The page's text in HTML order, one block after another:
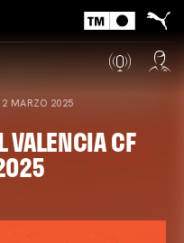
MARZO 2025
VALENCIA CF